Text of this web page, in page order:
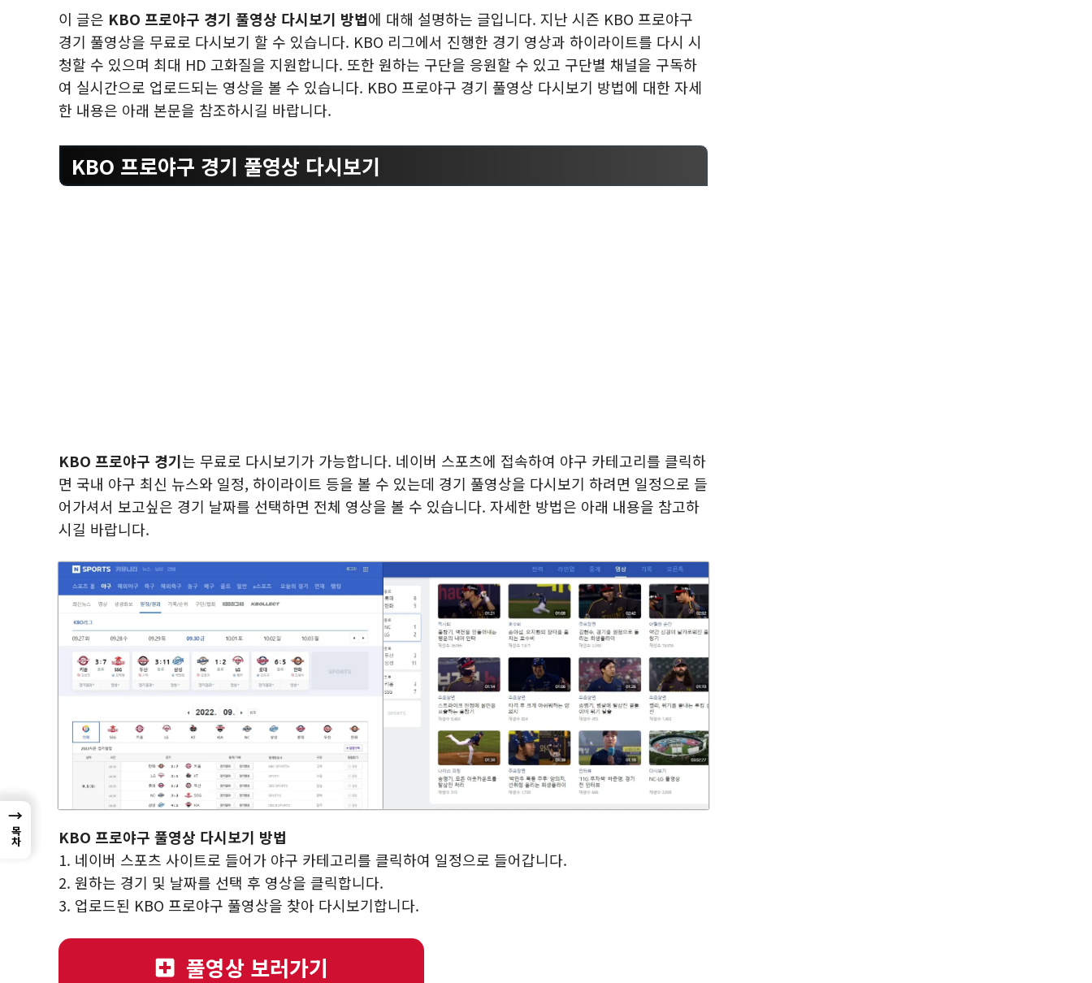
이 글은 KBO 프로야구 경기 풀영상 다시보기 방법에 대해 설명하는 글입니다. 지난 시즌 KBO 프로야구
경기 풀영상을 무료로 다시보기 할 수 있습니다. KBO 리그에서 진행한 경기 영상과 하이라이트를 다시 시
청할 수 있으며 최대 HD 고화질을 지원합니다. 또한 원하는 구단을 응원할 수 있고 구단별 채널을 구독하
여 실시간으로 업로드되는 영상을 볼 수 있습니다. KBO 프로야구 경기 풀영상 다시보기 방법에 대한 자세
한 내용은 아래 본문을 참조하시길 바랍니다.
KBO 프로야구 경기 풀영상 다시보기
KBO 프로야구 경기는 무료로 다시보기가 가능합니다. 네이버 스포츠에 접속하여 야구 카테고리를 클릭하
면 국내 야구 최신 뉴스와 일정, 하이라이트 등을 볼 수 있는데 경기 풀영상을 다시보기 하려면 일정으로 들
어가셔서 보고싶은 경기 날짜를 선택하면 전체 영상을 볼 수 있습니다. 자세한 방법은 아래 내용을 참고하
시길 바랍니다.
KBO 프로야구 풀영상 다시보기 방법
1. 네이버 스포츠 사이트로 들어가 야구 카테고리를 클릭하여 일정으로 들어갑니다.
2. 원하는 경기 및 날짜를 선택 후 영상을 클릭합니다.
3. 업로드된 KBO 프로야구 풀영상을 찾아 다시보기합니다.
풀영상 보러가기
→
목차